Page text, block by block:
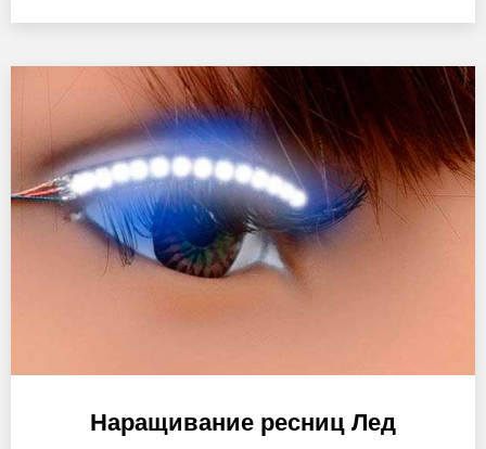
Наращивание ресниц Лед